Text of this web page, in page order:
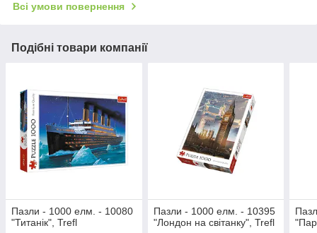
Всі умови повернення
Подібні товари компанії
Пазли - 1000 елм. - 10080
"Титанік", Trefl
Пазли - 1000 елм. - 10395
"Лондон на світанку", Trefl